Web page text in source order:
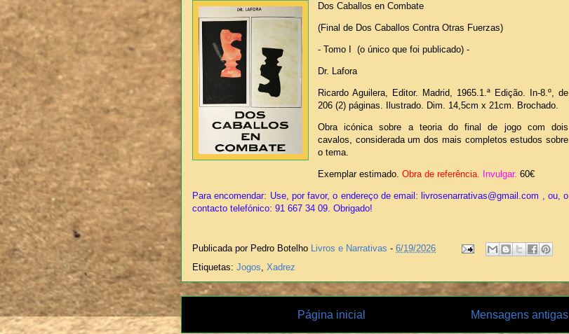
Dos Caballos en Combate
(Final de Dos Caballos Contra Otras Fuerzas)
- Tomo I (o único que foi publicado) -
Dr. Lafora
Ricardo Aguilera, Editor. Madrid, 1965.1.ª Edição. In-8.º, de
206 (2) páginas. Ilustrado. Dim. 14,5cm x 21cm. Brochado.
Obra icónica sobre a teoria do final de jogo com dois
cavalos, considerada um dos mais completos estudos sobre
o tema.
Exemplar estimado. Obra de referência. Invulgar. 60€
Para encomendar: Use, por favor, o endereço de email: livrosenarrativas@gmail.com , ou, o
contacto telefónico: 91 667 34 09. Obrigado!
Publicada por Pedro Botelho Livros e Narrativas - 6/19/2026
Etiquetas: Jogos, Xadrez
Mensagens antigas
Página inicial